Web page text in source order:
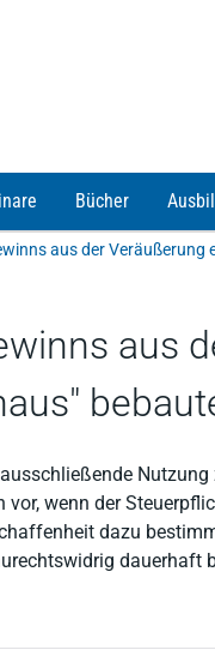
Bücher
aus
wenn der
dazu
dauerhaft